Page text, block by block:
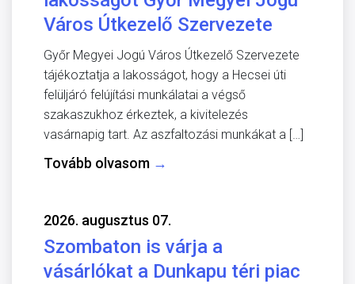
Város Útkezelő Szervezete
Győr Megyei Jogú Város Útkezelő Szervezete
tájékoztatja a lakosságot, hogy a Hecsei úti
felüljáró felújítási munkálatai a végső
szakaszukhoz érkeztek, a kivitelezés
vasárnapig tart. Az aszfaltozási munkákat a […]
Tovább olvasom →
2026. augusztus 07.
Szombaton is várja a
vásárlókat a Dunkapu téri piac